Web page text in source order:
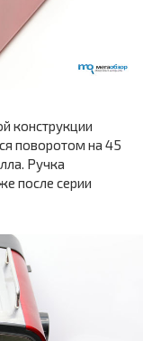
конструкции
поворотом на 45
Ручка
после серии